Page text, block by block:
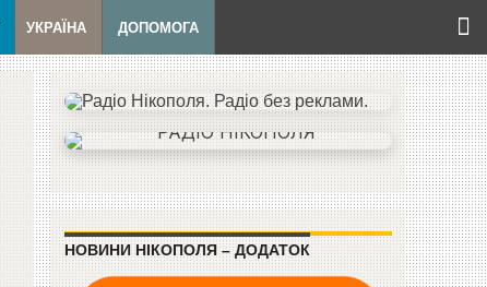
УКРАЇНА ДОПОМОГА
НОВИНИ НІКОПОЛЯ – ДОДАТОК